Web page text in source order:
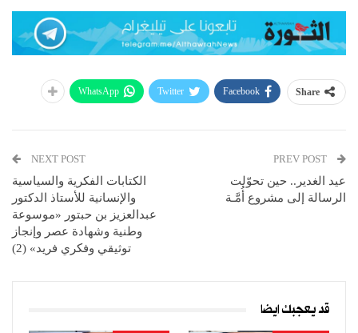
Share
Facebook
Twitter
WhatsApp
عيد الغدير.. حين تحوّلت
الرسالة إلى مشروع أُمَّـة
NEXT POST
الكتابات الفكرية والسياسية
والإنسانية للأستاذ الدكتور
عبدالعزيز بن حبتور «موسوعة
وطنية وشهادة عصر وإنجاز
توثيقي وفكري فريد» (2)
قد يعجبك ايضا